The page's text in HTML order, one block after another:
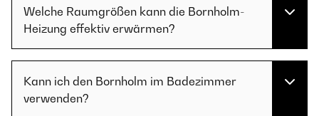
Welche Raumgrößen kann die Bornholm-
Heizung effektiv erwärmen?
Kann ich den Bornholm im Badezimmer
verwenden?